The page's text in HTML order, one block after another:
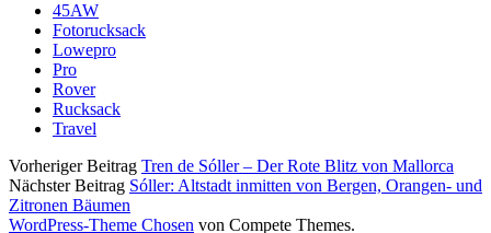
45AW
Fotorucksack
Lowepro
Pro
Rover
Rucksack
Travel
Vorheriger Beitrag Tren de Sóller – Der Rote Blitz von Mallorca
Nächster Beitrag Sóller: Altstadt inmitten von Bergen, Orangen- und
Zitronen Bäumen
WordPress-Theme Chosen von Compete Themes.